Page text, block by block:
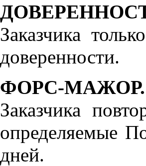
Заказчика
доверенности.
ФОРС-МАЖОР.
Заказчика
определяемые
дней.